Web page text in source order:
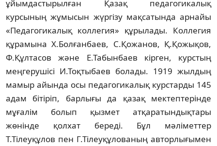
ұйымдастырылған Қазақ педагоги­калық
курсының жұмысын жүргізу мақсат­ында арнайы
«Педагогикалық коллегия» құрылады. Коллегия
құрамына Х.Болғанбаев, С.Қожанов, Қ.Қожықов,
Ф.Құлтасов және Е.Табынбаев кірген, курстың
меңгерушісі И.Тоқ­тыбаев болады. 1919 жылдың
мамыр айын­да осы педагогикалық курстарды 145
адам бітіріп, барлығы да қазақ мектептер­інде
мұғалім болып қызмет атқаратындық­тары
жөнінде қолхат береді. Бұл мәліметтер
Т.Тілеуқұлов пен Г.Тілеуқұлованың автор­лығымен